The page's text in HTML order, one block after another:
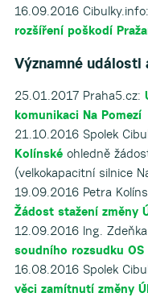
16.09.2016 Cibulky.info:
rozšíření poškodí
Významné události
25.01.2017 Praha5.cz:
komunikaci Na Pomezí
21.10.2016 Spolek
Kolínskéohledně
(velkokapacitní silnice
19.09.2016 Petra
Žádost stažení změny
12.09.2016 Ing.
soudního rozsudku OS
16.08.2016 Spolek
věci zamítnutí změny